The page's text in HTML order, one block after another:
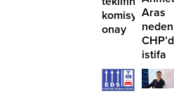
komisyondan
onay
Aras
neden
istifa